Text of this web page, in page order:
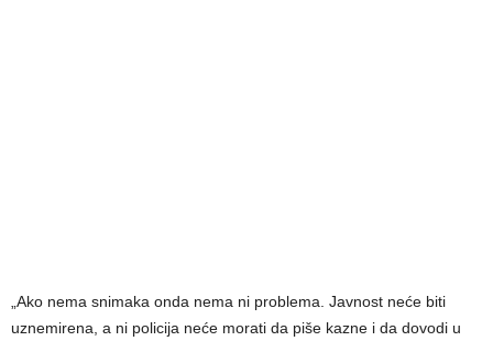
„Ako nema snimaka onda nema ni problema. Javnost neće biti
uznemirena, a ni policija neće morati da piše kazne i da dovodi u